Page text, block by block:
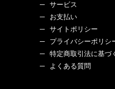
サービス
お支払い
サイトポリシー
プライバシーポリシ
特定商取引法に基づ
よくある質問